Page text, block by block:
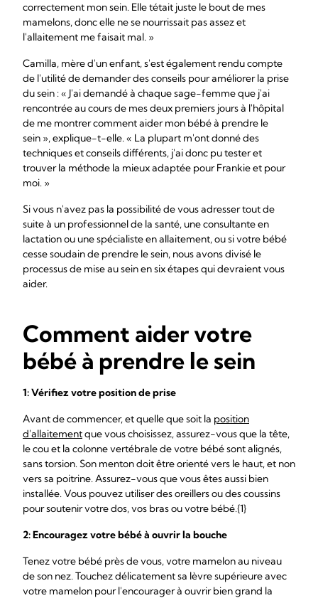
correctement mon sein. Elle tétait juste le bout de mes
mamelons, donc elle ne se nourrissait pas assez et
l'allaitement me faisait mal. »
Camilla, mère d'un enfant, s'est également rendu compte
de l'utilité de demander des conseils pour améliorer la prise
du sein : « J'ai demandé à chaque sage-femme que j'ai
rencontrée au cours de mes deux premiers jours à l'hôpital
de me montrer comment aider mon bébé à prendre le
sein », explique-t-elle. « La plupart m'ont donné des
techniques et conseils différents, j'ai donc pu tester et
trouver la méthode la mieux adaptée pour Frankie et pour
moi. »
Si vous n'avez pas la possibilité de vous adresser tout de
suite à un professionnel de la santé, une consultante en
lactation ou une spécialiste en allaitement, ou si votre bébé
cesse soudain de prendre le sein, nous avons divisé le
processus de mise au sein en six étapes qui devraient vous
aider.
Comment aider votre
bébé à prendre le sein
1: Vérifiez votreposition de prise
Avant de commencer, et quelle que soit la position
d'allaitementque vous choisissez, assurez-vous que la tête,
le cou et la colonne vertébrale de votre bébé sont alignés,
sans torsion. Son menton doit être orienté vers le haut, et non
vers sa poitrine. Assurez-vous que vous êtes aussi bien
installée. Vous pouvez utiliser des oreillers ou des coussins
pour soutenir votre dos, vos bras ou votre bébé.{1}
2: Encouragez votre bébé à ouvrir la bouche
Tenez votre bébé près de vous, votre mamelon au niveau
de son nez. Touchez délicatement sa lèvre supérieure avec
votre mamelon pour l'encourager à ouvrir bien grand la